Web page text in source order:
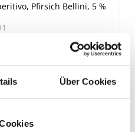
Über Cookies
Pfirsich Bellini, 5 %